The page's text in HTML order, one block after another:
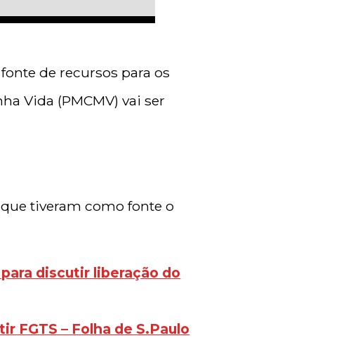
de recursos para os
Vida (PMCMV) vai ser
tiveram como fonte o
discutir liberação do
FGTS – Folha de S.Paulo